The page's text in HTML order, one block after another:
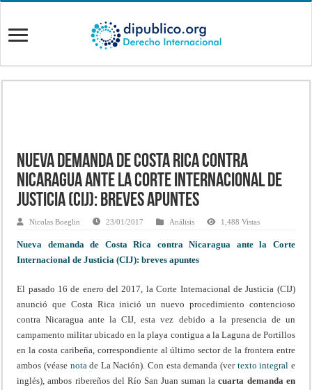
Nueva demanda de Costa Rica contra
Nicaragua ante la Corte Internacional de
Justicia (CIJ): breves apuntes
Nicolas Boeglin 23/01/2017 Análisis 1,488 Vistas
Nueva demanda de Costa Rica contra Nicaragua ante la Corte
Internacional de Justicia (CIJ): breves apuntes
El pasado 16 de enero del 2017, la Corte Internacional de Justicia (CIJ)
anunció que Costa Rica inició un nuevo procedimiento contencioso
contra Nicaragua ante la CIJ, esta vez debido a la presencia de un
campamento militar ubicado en la playa contigua a la Laguna de Portillos
en la costa caribeña, correspondiente al último sector de la frontera entre
ambos (véase notade La Nación). Con esta demanda (ver texto integral e
inglés), ambos ribereños del Río San Juan suman lacuarta demanda en